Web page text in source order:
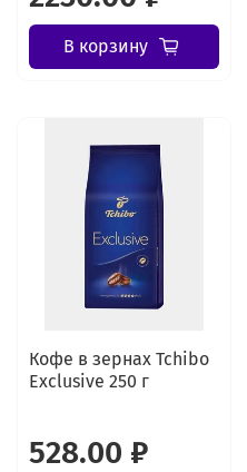
В корзину
Кофе в зернах Tchibo
Exclusive 250 г
528.00 ₽